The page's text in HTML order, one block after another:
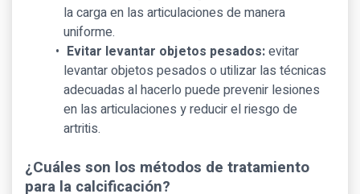
la carga en las articulaciones de manera
uniforme.
Evitar levantar objetos pesados:evitar
levantar objetos pesados o utilizar las técnicas
adecuadas al hacerlo puede prevenir lesiones
en las articulaciones y reducir el riesgo de
artritis.
¿Cuáles son los métodos de tratamiento
para la calcificación?